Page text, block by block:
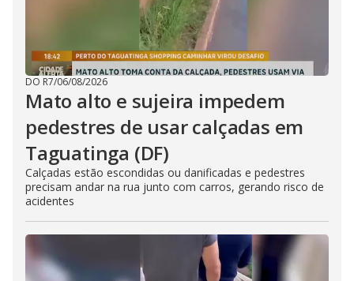
DO R7/06/08/2026
Mato alto e sujeira impedem
pedestres de usar calçadas em
Taguatinga (DF)
Calçadas estão escondidas ou danificadas e pedestres
precisam andar na rua junto com carros, gerando risco de
acidentes